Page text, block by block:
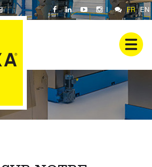
| FR EN